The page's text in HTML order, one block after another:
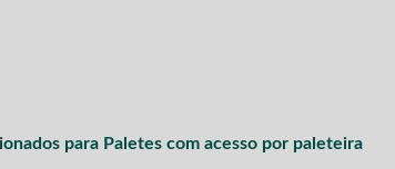
para Paletes com acesso por paleteira